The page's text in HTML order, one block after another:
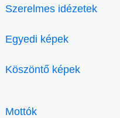
Szerelmes idézetek
Egyedi képek
Köszöntő képek
Mottók